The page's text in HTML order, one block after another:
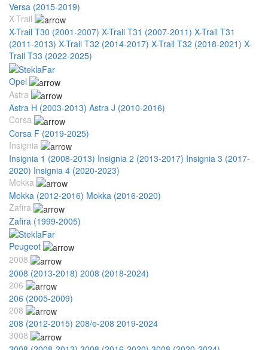
Versa (2015-2019)
X-Trail
X-Trail T30 (2001-2007) X-Trail T31 (2007-2011) X-Trail T31
(2011-2013) X-Trail T32 (2014-2017) X-Trail T32 (2018-2021) X-
Trail T33 (2022-2025)
Opel
Astra
Astra H (2003-2013) Astra J (2010-2016)
Corsa
Corsa F (2019-2025)
Insignia
Insignia 1 (2008-2013) Insignia 2 (2013-2017) Insignia 3 (2017-
2020) Insignia 4 (2020-2023)
Mokka
Mokka (2012-2016) Mokka (2016-2020)
Zafira
Zafira (1999-2005)
Peugeot
2008
2008 (2013-2018) 2008 (2018-2024)
206
206 (2005-2009)
208
208 (2012-2015) 208/e-208 2019-2024
3008